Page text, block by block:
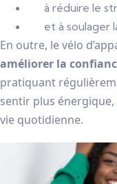
à réduire le
et à soulager
En outre, le vélo
améliorer la
pratiquant
sentir plus
vie quotidienne.